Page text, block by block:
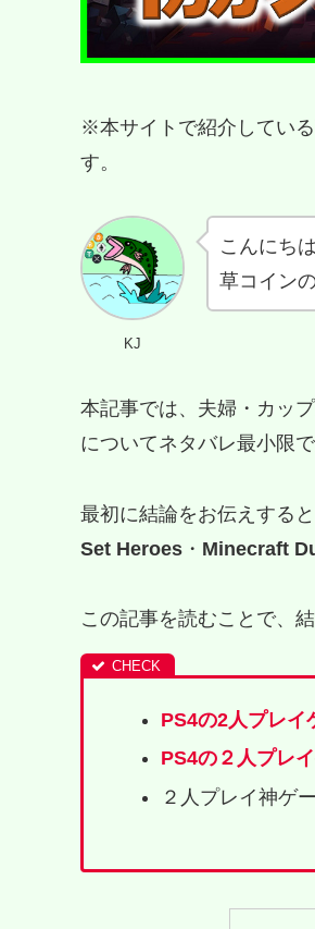
※本サイトで紹介してい
す。
KJ
こんにち
草コイン
本記事では、夫婦・カッ
についてネタバレ最小限で
最初に結論をお伝えする
Set Heroes ・ Minecraft
この記事を読むことで、
PS4の2人プレイ
PS4の２人プレ
２人プレイ神ゲ